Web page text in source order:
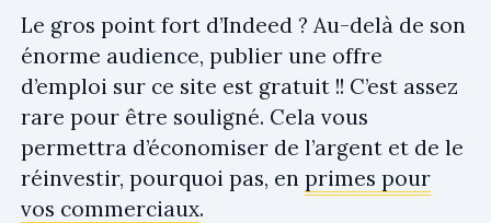
Le gros point fort d’Indeed ? Au-delà de son
énorme audience, publier une offre
d’emploi sur ce site est gratuit !! C’est assez
rare pour être souligné. Cela vous
permettra d’économiser de l’argent et de le
réinvestir, pourquoi pas, en primes pour
vos commerciaux.